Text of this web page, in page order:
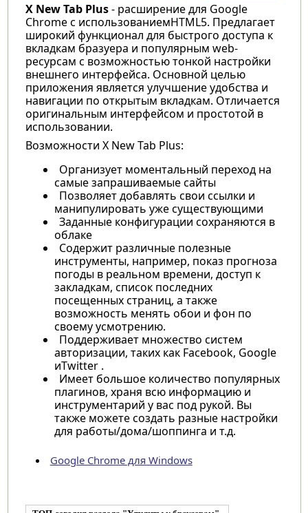
X NewTab Plus- расширение для Google
Chrome с использованиемHTML5. Предлагает
широкий функционал для быстрого доступа к
вкладкам бразуера и популярным web-
ресурсам с возможностью тонкой настройки
внешнего интерфейса. Основной целью
приложения является улучшение удобства и
навигации по открытым вкладкам. Отличается
оригинальным интерфейсом и простотой в
использовании.
Возможности X New Tab Plus:
Организует моментальный переход на
самые запрашиваемые сайты
Позволяет добавлять свои ссылки и
манипулировать уже существующими
Заданные конфигурации сохраняются в
облаке
Содержит различные полезные
инструменты, например, показ прогноза
погоды в реальном времени, доступ к
закладкам, список последних
посещенных страниц, а также
возможность менять обои и фон по
своему усмотрению.
Поддерживает множество систем
авторизации, таких как Facebook, Google
иTwitter .
Имеет большое количество популярных
плагинов, храня всю информацию и
инструментарий у вас под рукой. Вы
также можете создать разные настройки
для работы/дома/шоппинга и т.д.
Google Chrome для Windows